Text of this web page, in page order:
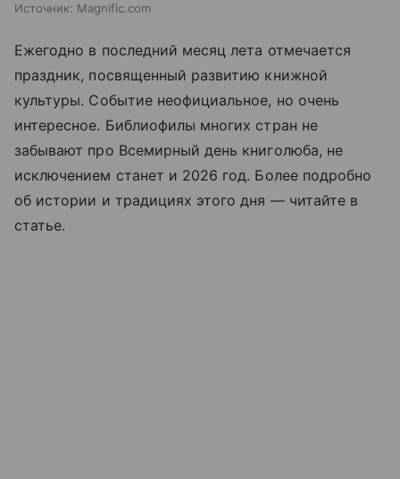
Источник: Magnific.com
Ежегодно в последний месяц лета отмечается
праздник, посвященный развитию книжной
культуры. Событие неофициальное, но очень
интересное. Библиофилы многих стран не
забывают про Всемирный день книголюба, не
исключением станет и 2026 год. Более подробно
об истории и традициях этого дня — читайте в
статье.